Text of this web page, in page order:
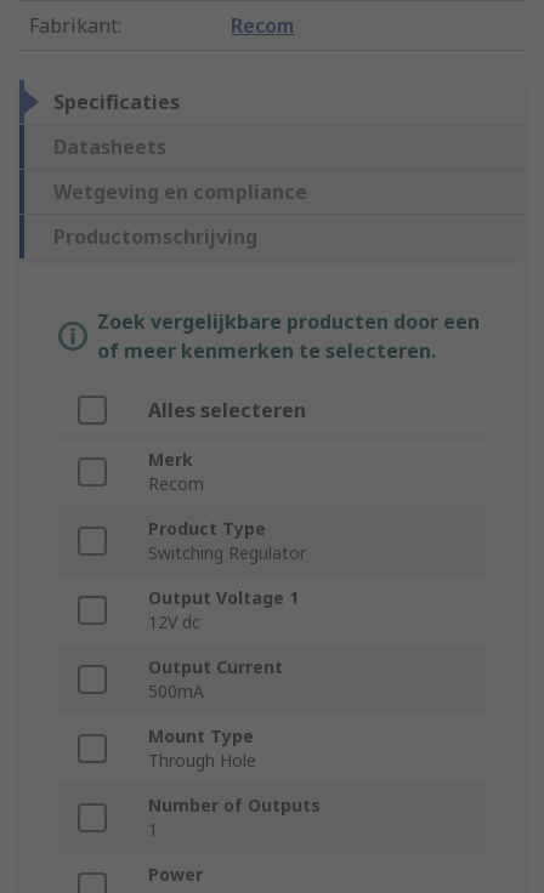
Fabrikant: Recom
Specificaties
Datasheets
Wetgeving en compliance
Productomschrijving
Zoek vergelijkbare producten door een
of meer kenmerken te selecteren.
Alles selecteren
Merk
Recom
Product Type
Switching Regulator
Output Voltage 1
12V dc
Output Current
500mA
Mount Type
Through Hole
Number of Outputs
1
Power